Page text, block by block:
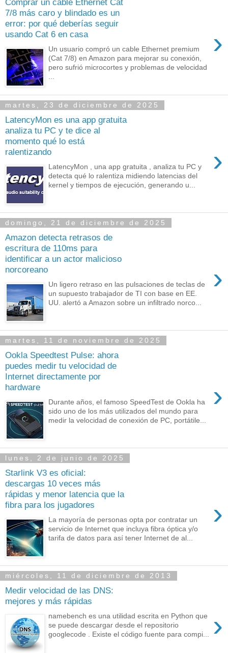
Comprar un cable Ethernet Cat
7/8 más caro y blindado es un
error: por qué deberías seguir
usando Cat 6 en casa
›
Un usuario compró un cable Ethernet premium
(Cat 7/8) en Amazon para mejorar su conexión,
pero sufrió microcortes y problemas de velocidad
martes, 23 de diciembre de 2025
LatencyMon es una app gratuita
analiza tu PC y te dice al
momento qué lo está
ralentizando
›
LatencyMon , una app gratuita , analiza tu PC y
detecta qué lo ralentiza midiendo latencias del
kernel y tiempos de ejecución, generando u...
domingo, 21 de diciembre de 2025
Amazon detecta retrasos de
escritura de 110ms para
identificar a un actor malicioso
norcoreano
›
Un ligero retraso en las pulsaciones de teclas de
un supuesto trabajador de TI con base en EE.
UU. alertó a Amazon sobre un infiltrado norco...
martes, 11 de noviembre de 2025
Ookla Speedtest Pulse: ahora
puedes medir tu velocidad de
Internet directamente por
hardware
›
Durante años, el famoso SpeedTest de Ookla ha
sido uno de los más utilizados del mundo para
medir la velocidad de conexión de PC, portátile...
lunes, 2 de junio de 2025
Starlink V3 es oficial:
descargas 10 veces más
rápidas y menor latencia que la
fibra para los jugadores
›
La mayoría de personas opta por contratar un
servicio de Internet que incluya fibra óptica y/o
tarifa de datos para así tener Internet de al...
miércoles, 11 de diciembre de 2013
Medir velocidad de las DNS:
mejores y más rápidas
›
namebench es una utilidad escrita en Python que
se puede descargar desde el repositorio
googlecode . Existe el código fuente para compi...